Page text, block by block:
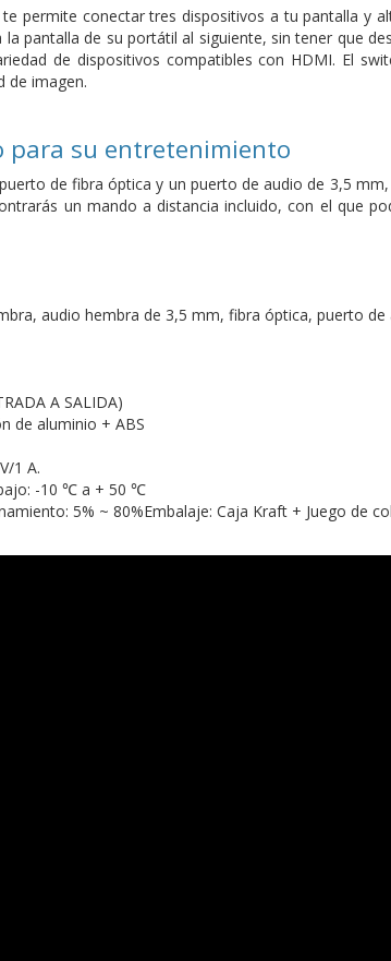
permite conectar tres dispositivos a tu pantalla y
pantalla de su portátil al siguiente, sin tener que
de dispositivos compatibles con HDMI. El
de imagen.
para su entretenimiento
de fibra óptica y un puerto de audio de 3,5
un mando a distancia incluido, con el que
audio hembra de 3,5 mm, fibra óptica, puerto de
A SALIDA)
de aluminio + ABS
1 A.
-10 ℃ a + 50 ℃
5% ~ 80%Embalaje: Caja Kraft + Juego de